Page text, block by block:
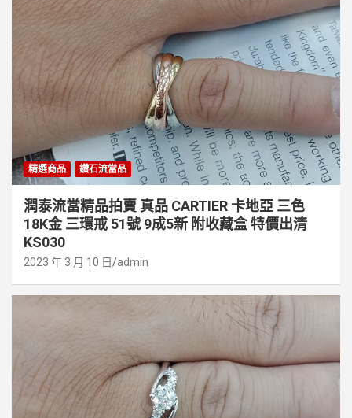
精選商品 鑽石流當品
潤泰流當精品拍賣 真品 CARTIER 卡地亞 三色
18K金 三環戒 51號 9成5新 附收藏盒 特價出清
KS030
2023 年 3 月 10 日 admin